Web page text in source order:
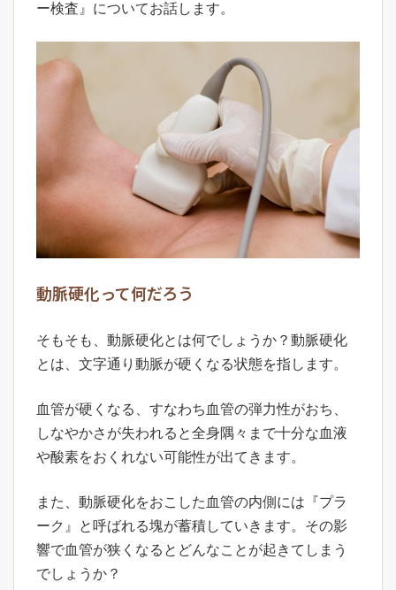
ー検査』についてお話します。
動脈硬化って何だろう
そもそも、動脈硬化とは何でしょうか？動脈硬化
とは、文字通り動脈が硬くなる状態を指します。
血管が硬くなる、すなわち血管の弾力性がおち、
しなやかさが失われると全身隅々まで十分な血液
や酸素をおくれない可能性が出てきます。
また、動脈硬化をおこした血管の内側には『プラ
ーク』と呼ばれる塊が蓄積していきます。その影
響で血管が狭くなるとどんなことが起きてしまう
でしょうか？